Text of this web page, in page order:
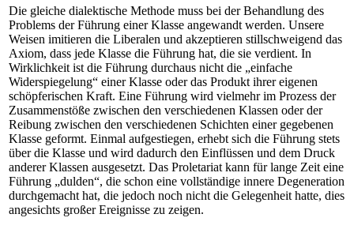
Die gleiche dialektische Methode muss bei der Behandlung des
Problems der Führung einer Klasse angewandt werden. Unsere
Weisen imitieren die Liberalen und akzeptieren stillschweigend das
Axiom, dass jede Klasse die Führung hat, die sie verdient. In
Wirklichkeit ist die Führung durchaus nicht die „einfache
Widerspiegelung“ einer Klasse oder das Produkt ihrer eigenen
schöpferischen Kraft. Eine Führung wird vielmehr im Prozess der
Zusammenstöße zwischen den verschiedenen Klassen oder der
Reibung zwischen den verschiedenen Schichten einer gegebenen
Klasse geformt. Einmal aufgestiegen, erhebt sich die Führung stets
über die Klasse und wird dadurch den Einflüssen und dem Druck
anderer Klassen ausgesetzt. Das Proletariat kann für lange Zeit eine
Führung „dulden“, die schon eine vollständige innere Degeneration
durchgemacht hat, die jedoch noch nicht die Gelegenheit hatte, dies
angesichts großer Ereignisse zu zeigen.